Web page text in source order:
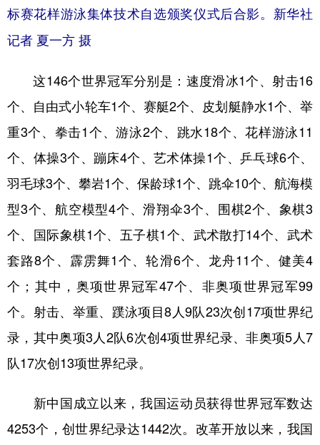
地方频道
北京
山东 河南 湖北 湖南
广东 广西 海南 重庆
四川 贵州 云南 西藏
陕西 甘肃 青海 宁夏
English Español Français عربى
Русский язык
标赛花样游泳集体技术自选颁奖仪式后合影。新华社
记者 夏一方 摄
这146个世界冠军分别是：速度滑冰1个、射击16
个、自由式小轮车1个、赛艇2个、皮划艇静水1个、举
重3个、拳击1个、游泳2个、跳水18个、花样游泳11
个、体操3个、蹦床4个、艺术体操1个、乒乓球6个、
羽毛球3个、攀岩1个、保龄球1个、跳伞10个、航海模
型3个、航空模型4个、滑翔伞3个、围棋2个、象棋3
个、国际象棋1个、五子棋1个、武术散打14个、武术
套路8个、霹雳舞1个、轮滑6个、龙舟11个、健美4
个；其中，奥项世界冠军47个、非奥项世界冠军99
个。射击、举重、蹼泳项目8人9队23次创17项世界纪
录，其中奥项3人2队6次创4项世界纪录、非奥项5人7
队17次创13项世界纪录。
新中国成立以来，我国运动员获得世界冠军数达
4253个，创世界纪录达1442次。改革开放以来，我国